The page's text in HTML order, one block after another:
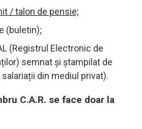
/ talon de pensie;
(buletin);
(Registrul Electronic de
semnat și ștampilat de
din mediul privat).
C.A.R. se face doar la